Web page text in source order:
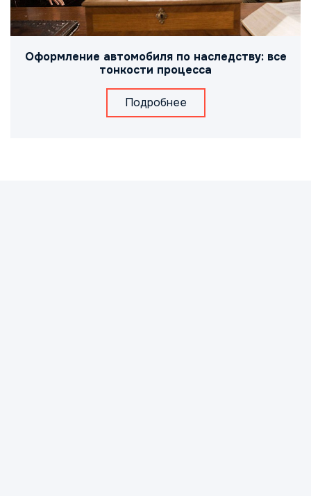
Оформление автомобиля по наследству: все
тонкости процесса
Подробнее